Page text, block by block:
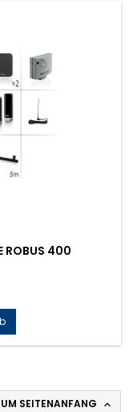
ROBUS 400
SEITENANFANG 